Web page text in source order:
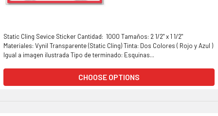
Static Cling Sevice Sticker Cantidad: 1000 Tamaños: 2 1/2" x 1 1/2"
Materiales: Vynil Transparente (Static Cling) Tinta: Dos Colores ( Rojo y Azul )
Igual a imagen ilustrada Tipo de terminado: Esquinas...
CHOOSE OPTIONS